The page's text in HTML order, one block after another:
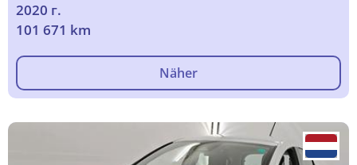
2020 г.
101 671 km
Näher